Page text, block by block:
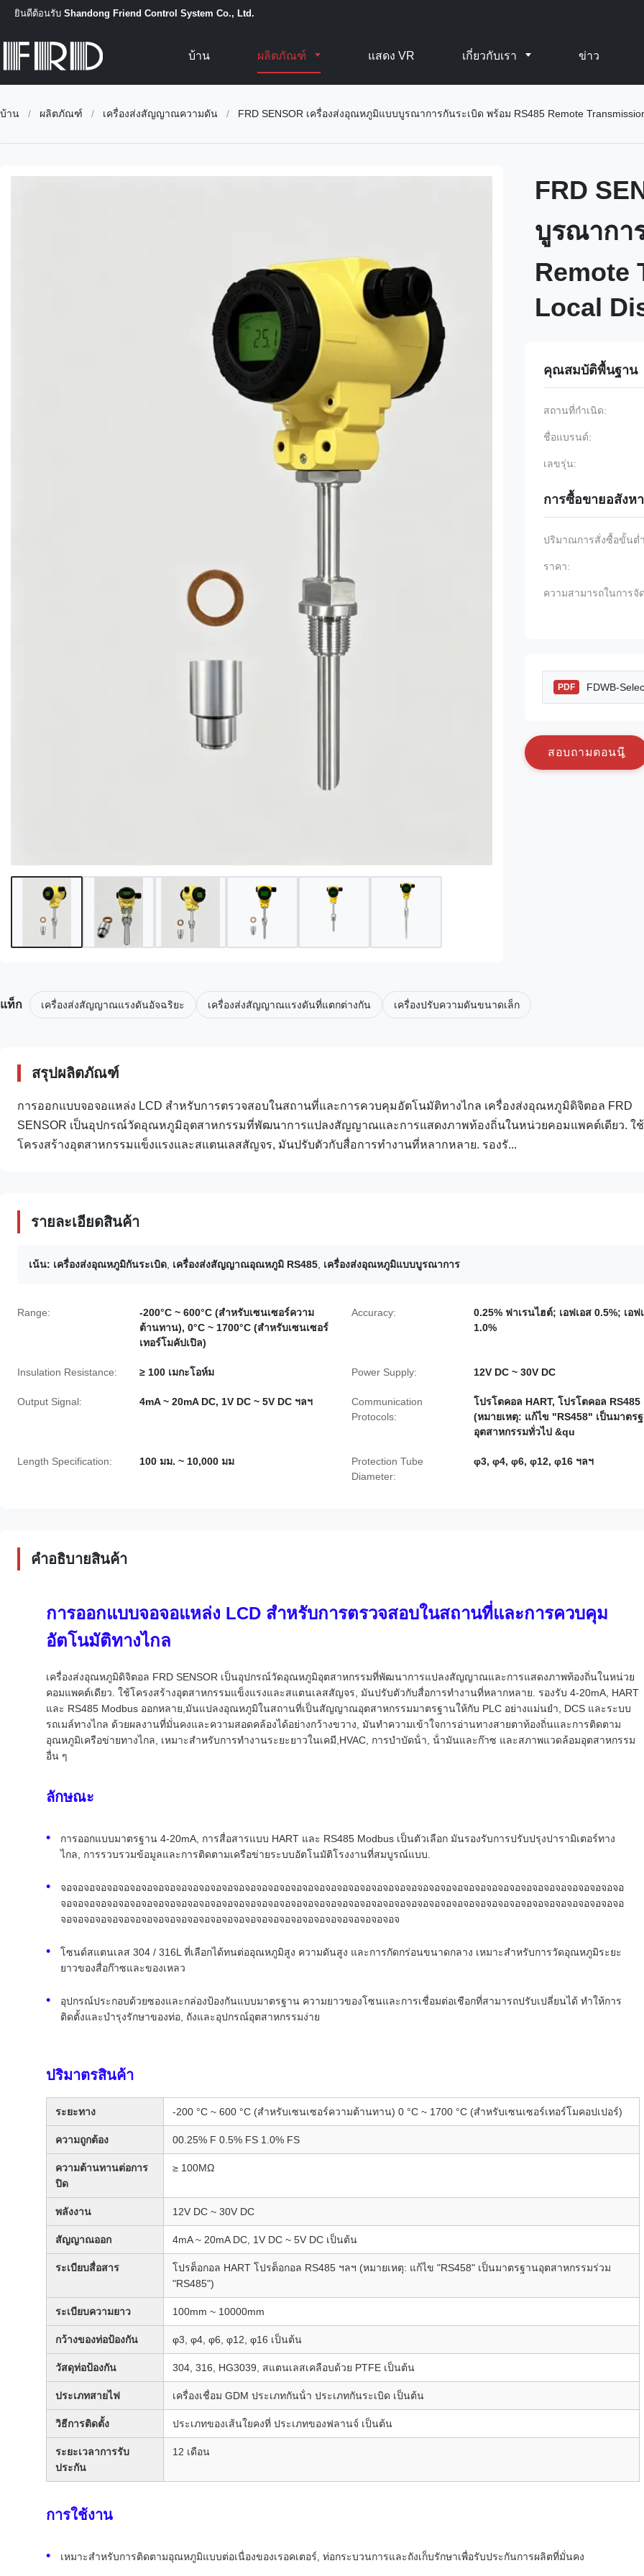
ยินดีต้อนรับ Shandong Friend Control System Co., Ltd.
บ้าน ผลิตภัณฑ์ แสดง VR เกี่ยวกับเรา ข่าว
บ้าน / ผลิตภัณฑ์ / เครื่องส่งสัญญาณความดัน / FRD SENSOR เครื่องส่งอุณหภูมิแบบบูรณาการกันระเบิด พร้อม RS485 Remote
FRD
บูรณากา
Remote
Local
คุณสมบัติพื้นฐาน
สถานที่กำเนิด:
ชื่อแบรนด์:
เลขรุ่น:
การซื้อขายอสังห
ปริมาณการสั่งซื้อขั้นต่
ราคา:
ความสามารถในการจั
PDF FDWB-
สอบถามตอนน
แท็ก เครื่องส่งสัญญาณแรงดันอัจฉริยะ เครื่องส่งสัญญาณแรงดันที่แตกต่างกัน เครื่องปรับความดันขนาดเล็ก
สรุปผลิตภัณฑ์
การออกแบบจอจอแหล่ง LCD สําหรับการตรวจสอบในสถานที่และการควบคุมอัตโนมัติทางไกล เครื่องส่งอุณหภูมิดิจิตอล FRD
SENSOR เป็นอุปกรณ์วัดอุณหภูมิอุตสาหกรรมที่พัฒนาการแปลงสัญญาณและการแสดงภาพท้องถิ่นในหน่วยคอมแพคต์เดียว. ใช้
โครงสร้างอุตสาหกรรมแข็งแรงและสแตนเลสสัญจร, มันปรับตัวกับสื่อการทํางานที่หลากหลาย. รองรั...
รายละเอียดสินค้า
เน้น: เครื่องส่งอุณหภูมิกันระเบิด เครื่องส่งสัญญาณอุณหภูมิ RS485 เครื่องส่งอุณหภูมิแบบบูรณาการ
Range:
-200°C ~ 600°C (สำหรับเซนเซอร์ความ
ต้านทาน), 0°C ~ 1700°C (สำหรับเซนเซอร์
เทอร์โมคัปเปิล)
Accuracy:
0.25% ฟาเรนไฮต์; เอฟเอส 0.5%; เอฟ
1.0%
Insulation Resistance: ≥ 100 เมกะโอห์ม Power Supply: 12V DC ~ 30V DC
Output Signal: 4mA ~ 20mA DC, 1V DC ~ 5V DC ฯลฯ
Communication
Protocols:
โปรโตคอล HART, โปรโตคอล RS485
(หมายเหตุ: แก้ไข "RS458" เป็นมาตร
อุตสาหกรรมทั่วไป &qu
Length Specification: 100 มม. ~ 10,000 มม
Protection Tube
Diameter:
φ3, φ4, φ6, φ12, φ16 ฯลฯ
คําอธิบายสินค้า
การออกแบบจอจอแหล่ง LCD สําหรับการตรวจสอบในสถานที่และการควบคุม
อัตโนมัติทางไกล
เครื่องส่งอุณหภูมิดิจิตอล FRD SENSOR เป็นอุปกรณ์วัดอุณหภูมิอุตสาหกรรมที่พัฒนาการแปลงสัญญาณและการแสดงภาพท้องถิ่นในหน่วย
คอมแพคต์เดียว. ใช้โครงสร้างอุตสาหกรรมแข็งแรงและสแตนเลสสัญจร, มันปรับตัวกับสื่อการทํางานที่หลากหลาย. รองรับ 4-20mA, HART
และ RS485 Modbus ออกหลาย,มันแปลงอุณหภูมิในสถานที่เป็นสัญญาณอุตสาหกรรมมาตรฐานให้กับ PLC อย่างแม่นยํา, DCS และระบบ
รถเมล์ทางไกล ด้วยผลงานที่มั่นคงและความสอดคล้องได้อย่างกว้างขวาง, มันทําความเข้าใจการอ่านทางสายตาท้องถิ่นและการติดตาม
อุณหภูมิเครือข่ายทางไกล, เหมาะสําหรับการทํางานระยะยาวในเคมี,HVAC, การบําบัดน้ํา, น้ํามันและก๊าซ และสภาพแวดล้อมอุตสาหกรรม
อื่น ๆ
ลักษณะ
การออกแบบมาตรฐาน 4-20mA, การสื่อสารแบบ HART และ RS485 Modbus เป็นตัวเลือก มันรองรับการปรับปรุงปารามิเตอร์ทาง
ไกล, การรวบรวมข้อมูลและการติดตามเครือข่ายระบบอัตโนมัติโรงงานที่สมบูรณ์แบบ.
จอจอจอจอจอจอจอจอจอจอจอจอจอจอจอจอจอจอจอจอจอจอจอจอจอจอจอจอจอจอจอจอจอจอจอจอจอจอจอจอจอจอจอจอจอจอจอจอจอ
จอจอจอจอจอจอจอจอจอจอจอจอจอจอจอจอจอจอจอจอจอจอจอจอจอจอจอจอจอจอจอจอจอจอจอจอจอจอจอจอจอจอจอจอจอจอจอจอจอ
จอจอจอจอจอจอจอจอจอจอจอจอจอจอจอจอจอจอจอจอจอจอจอจอจอจอจอจอจอจ
โซนด์สแตนเลส 304 / 316L ที่เลือกได้ทนต่ออุณหภูมิสูง ความดันสูง และการกัดกร่อนขนาดกลาง เหมาะสําหรับการวัดอุณหภูมิระยะ
ยาวของสื่อก๊าซและของเหลว
อุปกรณ์ประกอบด้วยซองและกล่องป้องกันแบบมาตรฐาน ความยาวของโซนและการเชื่อมต่อเชือกที่สามารถปรับเปลี่ยนได้ ทําให้การ
ติดตั้งและบํารุงรักษาของท่อ, ถังและอุปกรณ์อุตสาหกรรมง่าย
ปริมาตรสินค้า
ระยะทาง -200 °C ~ 600 °C (สําหรับเซนเซอร์ความต้านทาน) 0 °C ~ 1700 °C (สําหรับเซนเซอร์เทอร์โมคอปเปอร์)
ความถูกต้อง 00.25% F 0.5% FS 1.0% FS
ความต้านทานต่อการ
ปิด
≥ 100MΩ
พลังงาน 12V DC ~ 30V DC
สัญญาณออก 4mA ~ 20mA DC, 1V DC ~ 5V DC เป็นต้น
ระเบียบสื่อสาร
โปรต็อกอล HART โปรต็อกอล RS485 ฯลฯ (หมายเหตุ: แก้ไข "RS458" เป็นมาตรฐานอุตสาหกรรมร่วม
"RS485")
ระเบียบความยาว 100mm ~ 10000mm
กว้างของท่อป้องกัน φ3, φ4, φ6, φ12, φ16 เป็นต้น
วัสดุท่อป้องกัน 304, 316, HG3039, สแตนเลสเคลือบด้วย PTFE เป็นต้น
ประเภทสายไฟ เครื่องเชื่อม GDM ประเภทกันน้ํา ประเภทกันระเบิด เป็นต้น
วิธีการติดตั้ง ประเภทของเส้นใยคงที่ ประเภทของฟลานจ์ เป็นต้น
ระยะเวลาการรับ
ประกัน
12 เดือน
การใช้งาน
เหมาะสําหรับการติดตามอุณหภูมิแบบต่อเนื่องของเรอคเตอร์, ท่อกระบวนการและถังเก็บรักษาเพื่อรับประกันการผลิตที่มั่นคง